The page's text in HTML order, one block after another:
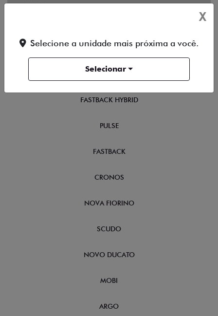
STRADA
TORO
FASTBACK HYBRID
PULSE
FASTBACK
CRONOS
NOVA FIORINO
SCUDO
NOVO DUCATO
MOBI
ARGO
X
Selecione a unidade mais próxima a você.
Selecionar